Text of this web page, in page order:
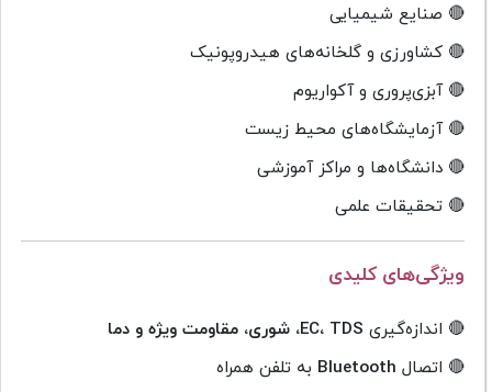
🔴 صنایع شیمیایی
🔴 کشاورزی و گلخانه‌های هیدروپونیک
🔴 آبزی‌پروری و آکواریوم
🔴 آزمایشگاه‌های محیط زیست
🔴 دانشگاه‌ها و مراکز آموزشی
🔴 تحقیقات علمی
ویژگی‌های کلیدی
🔴 اندازه‌گیری EC، TDS، شوری، مقاومت ویژه و دما
🔴 اتصال Bluetooth به تلفن همراه